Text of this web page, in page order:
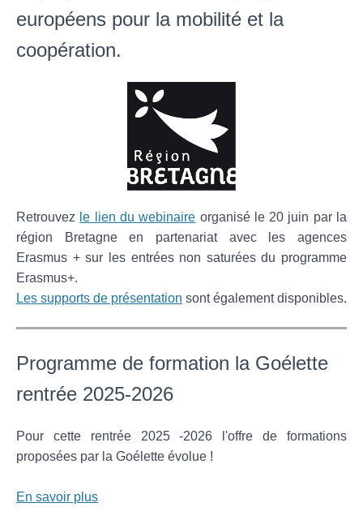
européens pour la mobilité et la
coopération.
Retrouvez le lien du webinaire organisé le 20 juin par la
région Bretagne en partenariat avec les agences
Erasmus + sur les entrées non saturées du programme
Erasmus+.
Les supports de présentation sont également disponibles.
Programme de formation la Goélette
rentrée 2025-2026
Pour cette rentrée 2025 -2026 l'offre de formations
proposées par la Goélette évolue !
En savoir plus